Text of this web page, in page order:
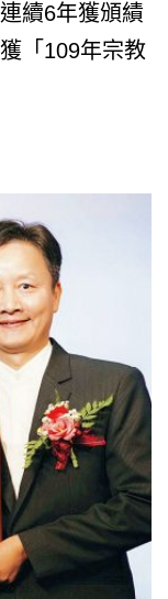
續6年獲頒績
「109年宗教